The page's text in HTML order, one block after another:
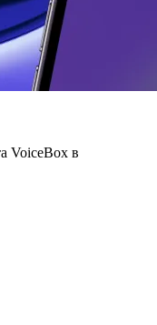
VoiceBox в